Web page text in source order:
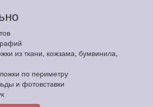
из ткани, кожзама, бумвинила,
по периметру
и фотовставки